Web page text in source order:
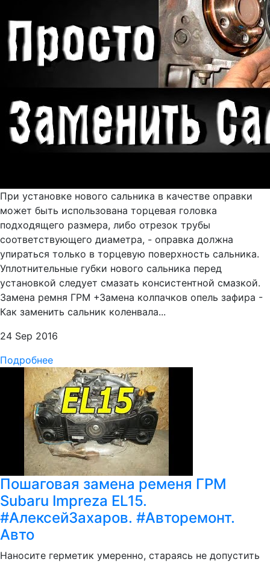
При установке нового сальника в качестве оправки
может быть использована торцевая головка
подходящего размера, либо отрезок трубы
соответствующего диаметра, - оправка должна
упираться только в торцевую поверхность сальника.
Уплотнительные губки нового сальника перед
установкой следует смазать консистентной смазкой.
Замена ремня ГРМ +Замена колпачков опель зафира -
Как заменить сальник коленвала...
24 Sep 2016
Подробнее
Пошаговая замена ременя ГРМ
Subaru Impreza EL15.
#АлексейЗахаров. #Авторемонт.
Авто
Наносите герметик умеренно, стараясь не допустить